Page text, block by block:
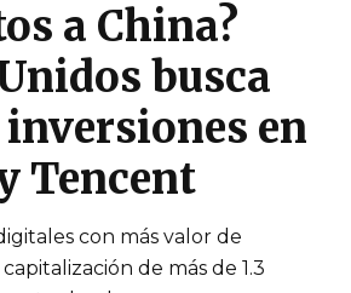
a China?
busca
en
Tencent
con más valor de
de más de 1.3